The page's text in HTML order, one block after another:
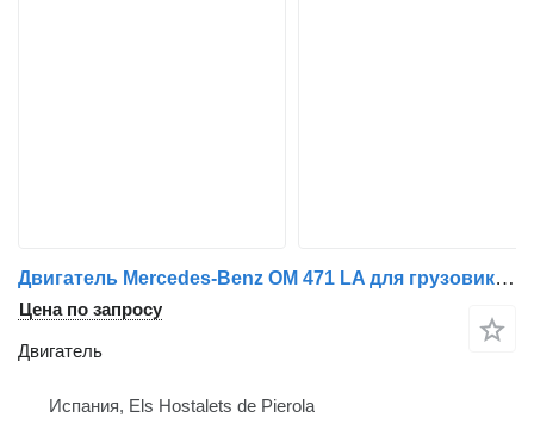
Двигатель Mercedes-Benz OM 471 LA для грузовика Mercedes-Benz Actros 1845
Цена по запросу
Двигатель
Испания, Els Hostalets de Pierola